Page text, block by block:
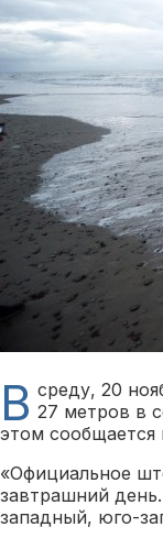
В среду, 20
27 метров в
этом сообщается
«Официальное
завтрашний
западный, юго-